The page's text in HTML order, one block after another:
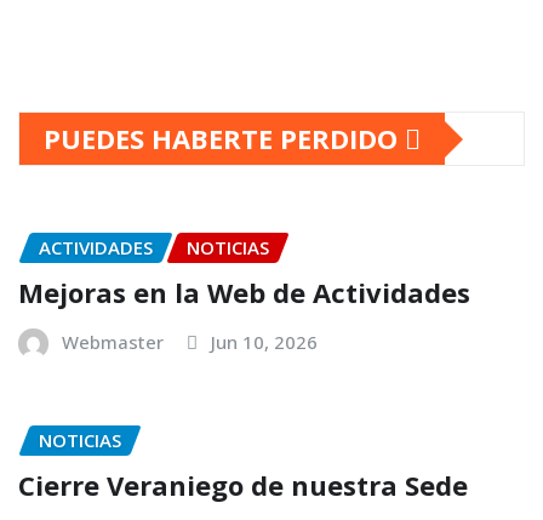
PUEDES HABERTE PERDIDO
ACTIVIDADES NOTICIAS
Mejoras en la Web de Actividades
Webmaster Jun 10, 2026
NOTICIAS
Cierre Veraniego de nuestra Sede